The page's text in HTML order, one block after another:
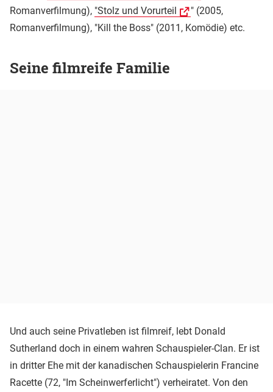
Romanverfilmung), "Stolz und Vorurteil
" (2005,
Romanverfilmung), "Kill the Boss" (2011, Komödie) etc.
Seine filmreife Familie
Und auch seine Privatleben ist filmreif, lebt Donald
Sutherland doch in einem wahren Schauspieler-Clan. Er ist
in dritter Ehe mit der kanadischen Schauspielerin Francine
Racette (72, "Im Scheinwerferlicht") verheiratet. Von den